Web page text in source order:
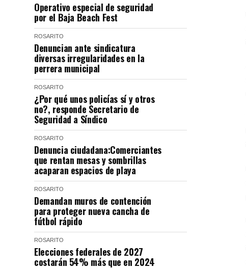
Operativo especial de seguridad
por el Baja Beach Fest
ROSARITO
Denuncian ante sindicatura
diversas irregularidades en la
perrera municipal
ROSARITO
¿Por qué unos policías sí y otros
no?, responde Secretario de
Seguridad a Síndico
ROSARITO
Denuncia ciudadana:Comerciantes
que rentan mesas y sombrillas
acaparan espacios de playa
ROSARITO
Demandan muros de contención
para proteger nueva cancha de
fútbol rápido
ROSARITO
Elecciones federales de 2027
costarán 54% más que en 2024